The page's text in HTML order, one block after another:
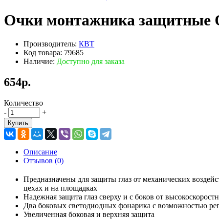
Очки монтажника
Производитель: КВТ
Код товара: 79685
Наличие: Доступно для заказа
654р.
Количество
-
+
Купить
Описание
Отзывов (0)
Предназначены для защиты глаз от механических
цехах и на площадках
Надежная защита глаз сверху и с боков от
Два боковых светодиодных фонарика с возможностью
Увеличенная боковая и верхняя защита